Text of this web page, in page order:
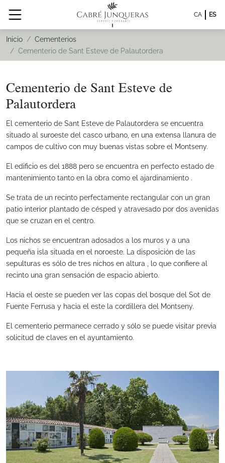
CA ES
Inicio
Cementerios
Cementerio de Sant Esteve de Palautordera
Cementerio de Sant Esteve de
Palautordera
El cementerio de Sant Esteve de Palautordera se encuentra
situado al suroeste del casco urbano, en una extensa llanura de
campos de cultivo con muy buenas vistas sobre el Montseny.
El edificio es del 1888 pero se encuentra en perfecto estado de
mantenimiento tanto en la obra como el ajardinamiento .
Se trata de un recinto perfectamente rectangular con un gran
patio interior plantado de césped y atravesado por dos avenidas
que se cruzan en el centro.
Los nichos se encuentran adosados ​​a los muros y a una
pequeña isla situada en el noroeste. La disposición de las
sepulturas es sólo de tres nichos en altura , lo que confiere al
recinto una gran sensación de espacio abierto.
Hacia el oeste se pueden ver las copas del bosque del Sot de
Fuente Ferrusa y hacia el este la cordillera del Montseny.
El cementerio permanece cerrado y sólo se puede visitar previa
solicitud de claves en el ayuntamiento.